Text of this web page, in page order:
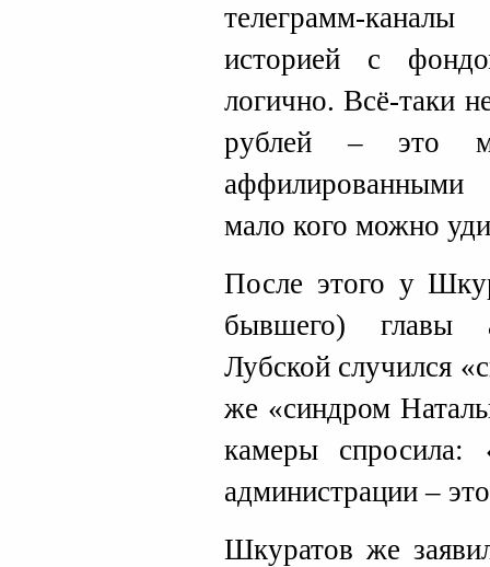
телеграмм-каналы
историей с
логично. Всё-таки
рублей – это
мало кого можно
После этого у
бывшего) главы
Лубской случился
же «синдром
камеры спросила:
администрации –
Шкуратов же